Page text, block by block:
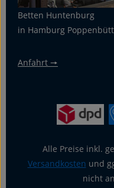
Betten Huntenburg
in Hamburg
Anfahrt 🠖
Alle Preise inkl.
Versandkosten und
nicht